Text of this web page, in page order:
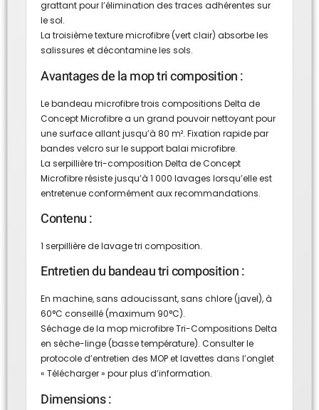
grattant pour l’élimination des traces adhérentes sur
le sol.
La troisième texture microfibre (vert clair) absorbe les
salissures et décontamine les sols.
Avantages de la mop tri composition :
Le bandeau microfibre trois compositions Delta de
Concept Microfibre a un grand pouvoir nettoyant pour
une surface allant jusqu’à 80 m². Fixation rapide par
bandes velcro sur le support balai microfibre.
La serpillière tri-composition Delta de Concept
Microfibre résiste jusqu’à 1 000 lavages lorsqu’elle est
entretenue conformément aux recommandations.
Contenu :
1 serpillière de lavage tri composition.
Entretien du bandeau tri composition :
En machine, sans adoucissant, sans chlore (javel), à
60°C conseillé (maximum 90°C).
Séchage de la mop microfibre Tri-Compositions Delta
en sèche-linge (basse température). Consulter le
protocole d’entretien des MOP et lavettes dans l’onglet
« Télécharger » pour plus d’information.
Dimensions :